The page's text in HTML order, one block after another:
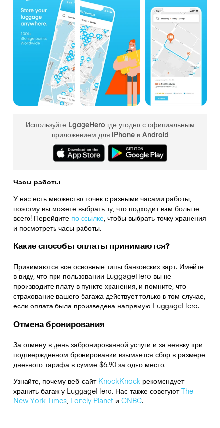
Используйте LgageHero где угодно с официальным
приложением для iPhone и Android
Часы работы
У нас есть множество точек с разными часами работы,
поэтому вы можете выбрать ту, что подходит вам больше
всего! Перейдите по ссылке,чтобы выбрать точку хранения
и посмотреть часы работы.
Какие способы оплаты принимаются?
Принимаются все основные типы банковских карт. Имейте
в виду, что при пользовании LuggageHero вы не
производите плату в пункте хранения, и помните, что
страхование вашего багажа действует только в том случае,
если оплата была произведена напрямую LuggageHero.
Отмена бронирования
За отмену в день забронированной услуги и за неявку при
подтвержденном бронировании взымается сбор в размере
дневного тарифа в сумме $6.90 за одно место.
Узнайте, почему веб-сайт KnockKnockрекомендует
хранить багаж у LuggageHero. Нас также советуютThe
New York Times, Lonely Planetи CNBC.